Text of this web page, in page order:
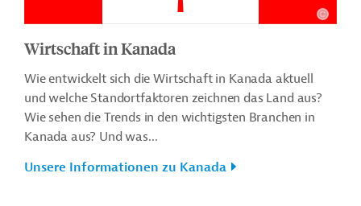
Wirtschaft in Kanada
Wie entwickelt sich die Wirtschaft in Kanada aktuell
und welche Standortfaktoren zeichnen das Land aus?
Wie sehen die Trends in den wichtigsten Branchen in
Kanada aus? Und was...
Unsere Informationen zu Kanada